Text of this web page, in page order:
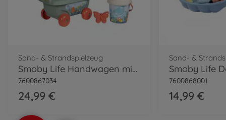
Sand- & Strandspielzeug
Smoby Life Handwagen mit Eimergarnitur
7600867034
24,99 €
Sand- &
7600868001
14,99 €